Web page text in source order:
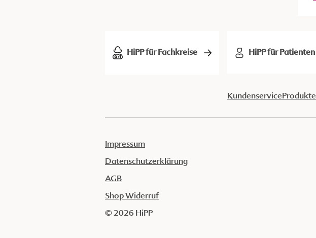
HiPP für Fachkreise HiPP für Patienten
KundenserviceProdukte
Impressum
Datenschutzerklärung
AGB
Shop Widerruf
© 2026 HiPP